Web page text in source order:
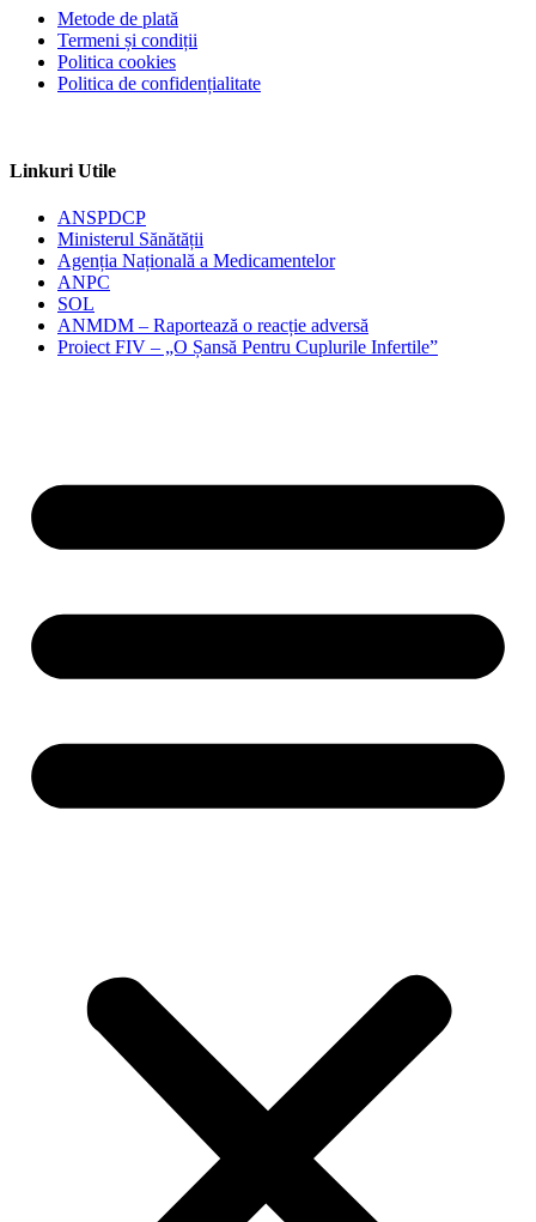
Metode de plată
Termeni și condiții
Politica cookies
Politica de confidențialitate
Linkuri Utile
ANSPDCP
Ministerul Sănătății
Agenția Națională a Medicamentelor
ANPC
SOL
ANMDM – Raportează o reacție adversă
Proiect FIV – „O Șansă Pentru Cuplurile Infertile”